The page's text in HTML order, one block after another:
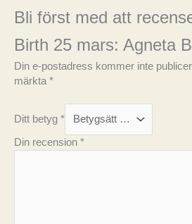
R
Bli först med att
Birth 25 mars: Agneta
Din e-postadress kommer inte
märkta *
Ditt betyg *
Din recension *